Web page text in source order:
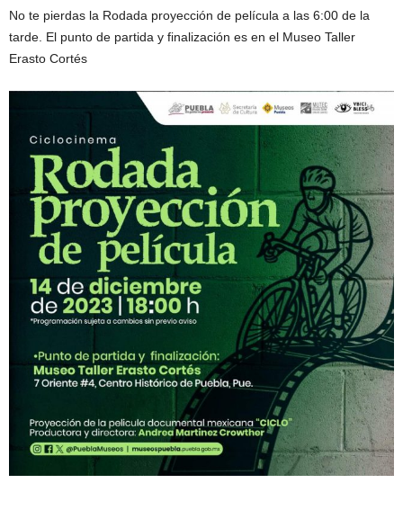
No te pierdas la Rodada proyección de película a las 6:00 de la
tarde. El punto de partida y finalización es en el Museo Taller
Erasto Cortés